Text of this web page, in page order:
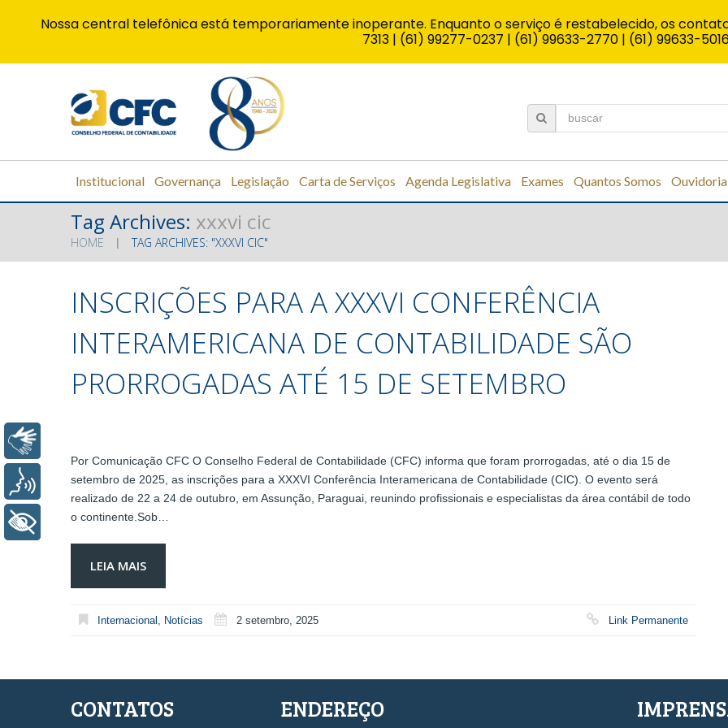
Institucional Governança Legislação Carta de Serviços Agenda Legislativa Exames Quantos Somos Ouvidoria
Tag Archives: xxxvi cic
HOME TAG ARCHIVES: "XXXVI CIC"
INSCRIÇÕES PARA A XXXVI CONFERÊNCIA
INTERAMERICANA DE CONTABILIDADE SÃO
PRORROGADAS ATÉ 15 DE SETEMBRO
Por Comunicação CFC O Conselho Federal de Contabilidade (CFC) informa que foram prorrogadas, até o dia 15 de
setembro de 2025, as inscrições para a XXXVI Conferência Interamericana de Contabilidade (CIC). O evento será
realizado de 22 a 24 de outubro, em Assunção, Paraguai, reunindo profissionais e especialistas da área contábil de todo
o continente.Sob…
LEIA MAIS
Internacional Notícias 2 setembro, 2025 Link Permanente
CONTATOS ENDEREÇO
Nossa central telefônica está temporariamente inoperante. Enquanto o serviço é restabelecido, os
7313 | (61) 99277-0237 | (61) 99633-2770 | (61) 99633-
Voz
+ Acessibilidade